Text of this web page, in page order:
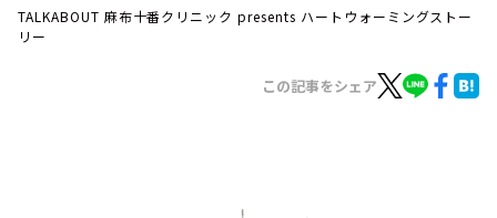
TALKABOUT 麻布十番クリニック presents ハートウォーミングストー
リー
この記事をシェア